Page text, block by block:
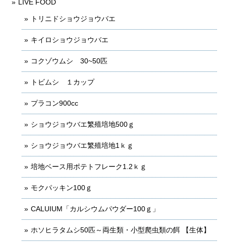
LIVE FOOD
トリニドショウジョウバエ
キイロショウジョウバエ
コクゾウムシ 30~50匹
トビムシ １カップ
プラコン900cc
ショウジョウバエ繁殖培地500ｇ
ショウジョウバエ繁殖培地1ｋｇ
培地ベース用ポテトフレーク1.2ｋｇ
モクパッキン100ｇ
CALUIUM「カルシウムパウダー100ｇ」
ホソヒラタムシ50匹～両生類・小型爬虫類の餌 【生体】